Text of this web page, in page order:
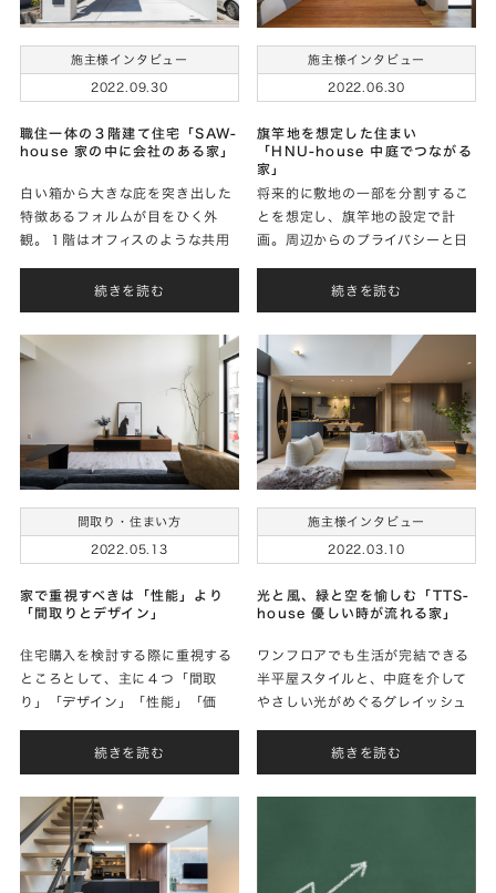
施主様インタビュー
2022.09.30
職住一体の３階建て住宅「SAW-
house 家の中に会社のある家」
白い箱から大きな庇を突き出した
特徴あるフォルムが目をひく外
観。１階はオフィスのような共用
空間と、明確なコンセプトのもと
現されたＷさまに家づく
続きを読む
施主様インタビュー
2022.06.30
旗竿地を想定した住まい
「HNU-house 中庭でつながる
家」
将来的に敷地の一部を分割するこ
とを想定し、旗竿地の設定で計
画。周辺からのプライバシーと日
けることで、前面道路に閉じた外
開放的な空間を実現され
続きを読む
間取り・住まい方
2022.05.13
家で重視すべきは「性能」より
「間取りとデザイン」
住宅購入を検討する際に重視する
ところとして、主に４つ「間取
り」「デザイン」「性能」「価
づくりでは重要な要素ですが、そ
「性能重視」をお聞きします
続きを読む
施主様インタビュー
2022.03.10
光と風、緑と空を愉しむ「TTS-
house 優しい時が流れる家」
ワンフロアでも生活が完結できる
半平屋スタイルと、中庭を介して
やさしい光がめぐるグレイッシュ
に家づくりのお話をお聞きしまし
続きを読む